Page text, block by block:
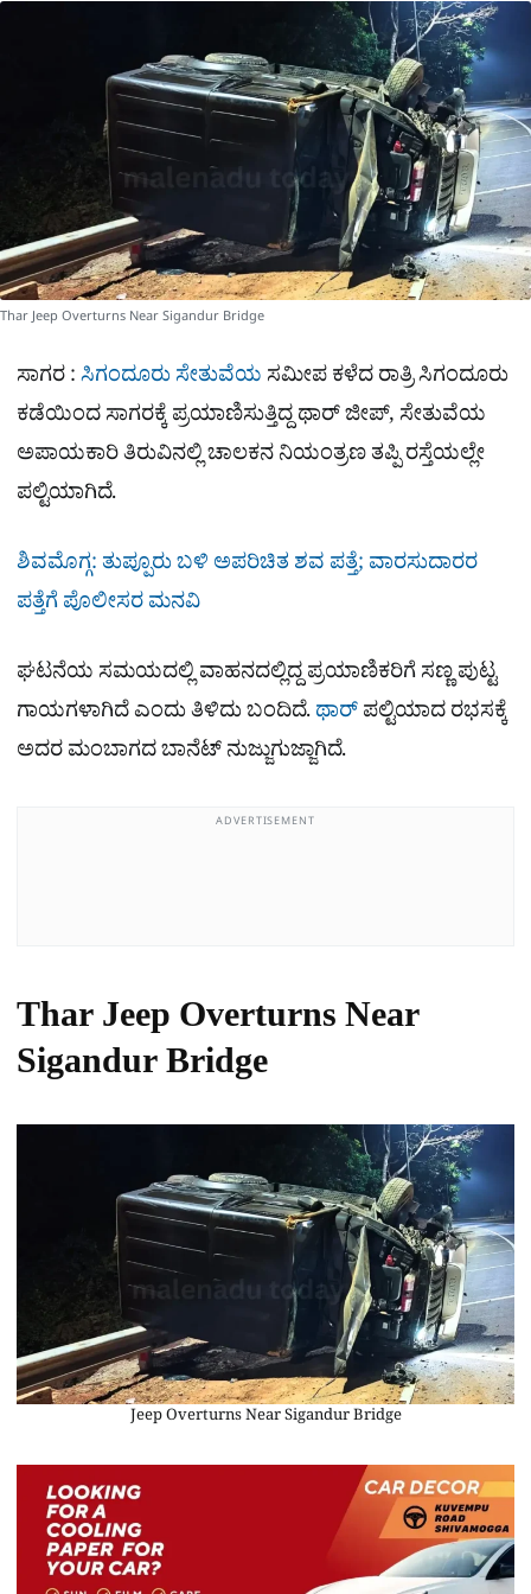
p o a
a
e
Thar Jeep Overturns Near Sigandur Bridge
ಸಾಗರ :ಸಿಗಂದೂರು ಸೇತುವೆಯ ಸಮೀಪ ಕಳೆದ ರಾತ್ರಿ ಸಿಗಂದೂರು
ಕಡೆಯಿಂದ ಸಾಗರಕ್ಕೆ ಪ್ರಯಾಣಿಸುತ್ತಿದ್ದ ಥಾರ್ ಜೀಪ್, ಸೇತುವೆಯ
ಅಪಾಯಕಾರಿ ತಿರುವಿನಲ್ಲಿ ಚಾಲಕನ ನಿಯಂತ್ರಣ ತಪ್ಪಿ ರಸ್ತೆಯಲ್ಲೇ
ಪಲ್ಟಿಯಾಗಿದೆ.
ಶಿವಮೊಗ್ಗ: ತುಪ್ಪೂರು ಬಳಿ ಅಪರಿಚಿತ ಶವ ಪತ್ತೆ; ವಾರಸುದಾರರ
ಪತ್ತೆಗೆ ಪೊಲೀಸರ ಮನವಿ
ಘಟನೆಯ ಸಮಯದಲ್ಲಿ ವಾಹನದಲ್ಲಿದ್ದ ಪ್ರಯಾಣಿಕರಿಗೆ ಸಣ್ಣ ಪುಟ್ಟ
ಗಾಯಗಳಾಗಿದೆ ಎಂದು ತಿಳಿದು ಬಂದಿದೆ.ಥಾರ್​​ ಪಲ್ಟಿಯಾದ ರಭಸಕ್ಕೆ
ಅದರ ಮಂಬಾಗದ ಬಾನೆಟ್​ ನುಜ್ಜುಗುಜ್ಜಾಗಿದೆ.
ADVERTISEMENT
Thar Jeep Overturns Near
Sigandur Bridge
Jeep Overturns Near Sigandur Bridge